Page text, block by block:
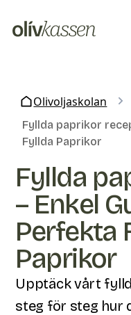
Olivoljaskolan
Fyllda paprikor
Fyllda Paprikor
Fyllda
– Enkel
Perfekta
Paprikor
Upptäck vårt
steg för steg hur